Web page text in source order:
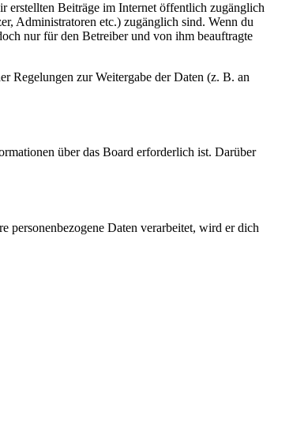
erstellten Beiträge im Internet öffentlich zugänglich
Administratoren etc.) zugänglich sind. Wenn du
nur für den Betreiber und von ihm beauftragte
Regelungen zur Weitergabe der Daten (z. B. an
über das Board erforderlich ist. Darüber
personenbezogene Daten verarbeitet, wird er dich